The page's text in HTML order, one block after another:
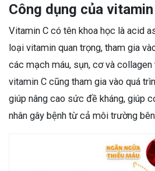
Công dụng của vitamin
Vitamin C có tên khoa học là acid
loại vitamin quan trọng, tham gia
các mạch máu, sụn, cơ và
vitamin C cũng tham gia vào quá
giúp nâng cao sức đề kháng, giúp
nhân gây bệnh từ cả môi trường